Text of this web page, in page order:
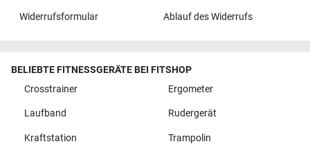
Widerrufsformular Ablauf des Widerrufs
BELIEBTE FITNESSGERÄTE BEI FITSHOP
Crosstrainer
Ergometer
Laufband Rudergerät
Kraftstation Trampolin